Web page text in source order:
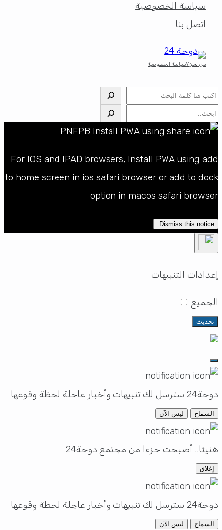
سياسة الخصوصية
اتصل بنا
من نحن؟سياسة الخصوصية
البحث
البحث
For IOS and IPAD browsers, Install PWA using add
to home screen in ios safari browser or add to dock
option in macos safari browser
Dismiss this notice.
إعدادات التنبيهات
الجميع
تحديث
دوحة24 سترسل لك تنبيهات وأخبار عاجلة لحظة وقوعها
السماح ليس الآن
هنيئا.. أصبحت جزءا من مجتمع دوحة24
إغلاق
دوحة24 سترسل لك تنبيهات وأخبار عاجلة لحظة وقوعها
السماح ليس الآن